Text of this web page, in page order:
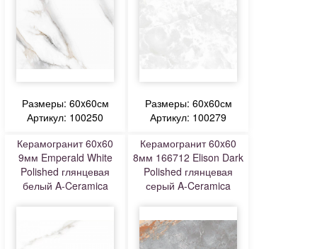
Размеры: 60x60см
Артикул: 100250
Размеры: 60x60см
Артикул: 100279
Керамогранит 60x60
9мм Emperald White
Polished глянцевая
белый A-Ceramica
Керамогранит 60x60
8мм 166712 Elison Dark
Polished глянцевая
серый A-Ceramica